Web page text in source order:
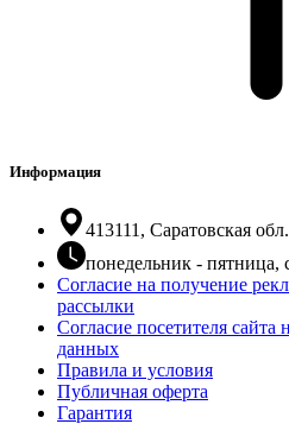
Информация
413111, Саратовская
понедельник - пятница,
Согласие на получение
рассылки
Согласие посетителя
данных
Правила и условия
Публичная оферта
Гарантия